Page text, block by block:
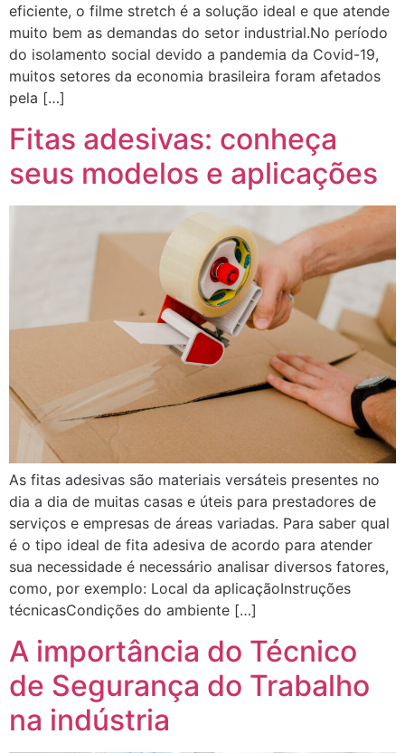
eficiente, o filme stretch é a solução ideal e que atende
muito bem as demandas do setor industrial.No período
do isolamento social devido a pandemia da Covid-19,
muitos setores da economia brasileira foram afetados
pela […]
Fitas adesivas: conheça
seus modelos e aplicações
As fitas adesivas são materiais versáteis presentes no
dia a dia de muitas casas e úteis para prestadores de
serviços e empresas de áreas variadas. Para saber qual
é o tipo ideal de fita adesiva de acordo para atender
sua necessidade é necessário analisar diversos fatores,
como, por exemplo: Local da aplicaçãoInstruções
técnicasCondições do ambiente […]
A importância do Técnico
de Segurança do Trabalho
na indústria